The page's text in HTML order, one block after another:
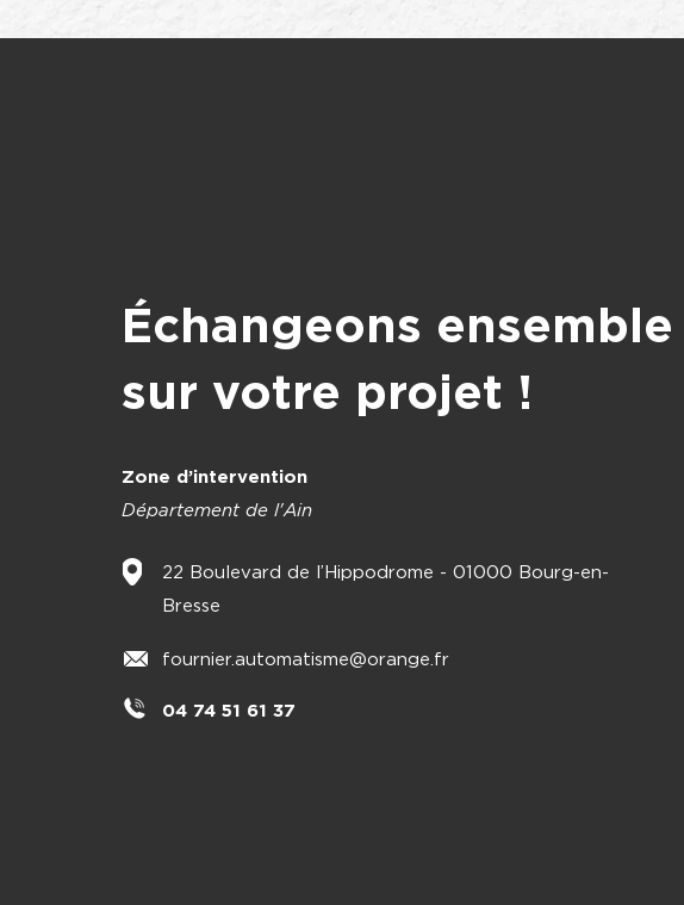
Échangeons ensemble
sur votre projet !
Zone d’intervention
Département de l'Ain
22 Boulevard de l’Hippodrome - 01000 Bourg-en-
Bresse
fournier.automatisme@orange.fr
04 74 51 61 37